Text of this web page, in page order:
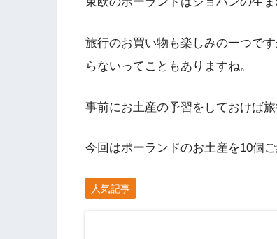
旅行のお買い物も楽しみの一つで
らないってこともありますね。
事前にお土産の予習をしておけば
今回はポーランドのお土産を10個ご
人気記事